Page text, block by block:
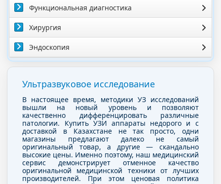
Функциональная диагностика
Хирургия
Эндоскопия
Ультразвуковое исследование
В настоящее время, методики УЗ исследований
вышли на новый уровень и позволяют
качественно дифференцировать различные
патологии. Купить УЗИ аппараты недорого и с
доставкой в Казахстане не так просто, одни
магазины предлагают далеко не самый
оригинальный товар, а другие — скандально
высокие цены. Именно поэтому, наш медицинский
сервис демонстрирует отменное качество
оригинальной медицинской техники от лучших
производителей. При этом ценовая политика